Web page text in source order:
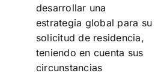
desarrollar una
estrategia global para su
solicitud de residencia,
teniendo en cuenta sus
circunstancias